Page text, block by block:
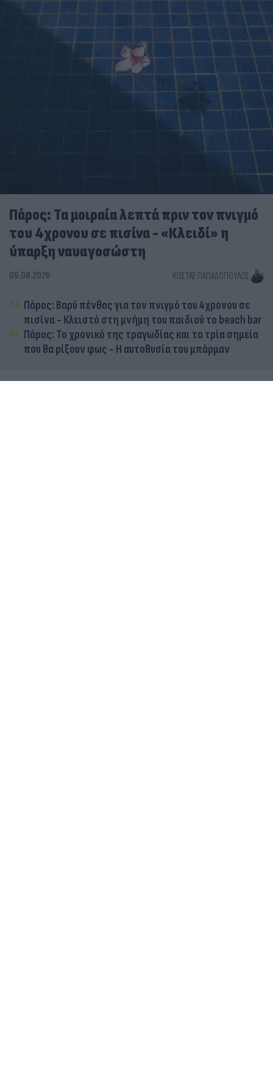
Πάρος: Τα μοιραία λεπτά πριν τον πνιγμό
του 4χρονου σε πισίνα - «Κλειδί» η
ύπαρξη ναυαγοσώστη
09.08.2026 ΚΏΣΤΑΣ ΠΑΠΑΔΌΠΟΥΛΟΣ
Πάρος: Βαρύ πένθος για τον πνιγμό του 4χρονου σε
πισίνα - Κλειστό στη μνήμη του παιδιού το beach bar
Πάρος: Το χρονικό της τραγωδίας και τα τρία σημεία
που θα ρίξουν φως - Η αυτοθυσία του μπάρμαν